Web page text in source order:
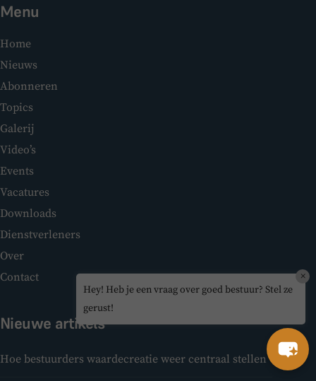
Menu
Home
Nieuws
Abonneren
Topics
Galerij
Video’s
Events
Vacatures
Downloads
Dienstverleners
Over
Contact
Nieuwe artikels
Hoe bestuurders waardecreatie weer centraal stellen
Hey! Heb je een vraag over goed bestuur? Stel ze
gerust!
×